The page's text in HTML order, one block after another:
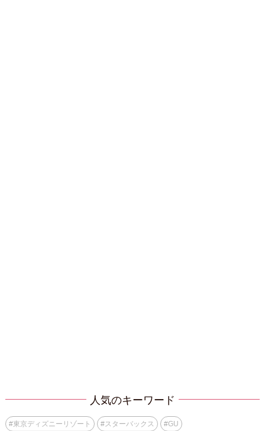
人気のキーワード
#東京ディズニーリゾート #スターバックス #GU